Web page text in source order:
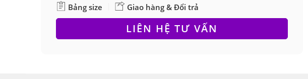
Bảng size Giao hàng & Đổi trả
LIÊN HỆ TƯ VẤN